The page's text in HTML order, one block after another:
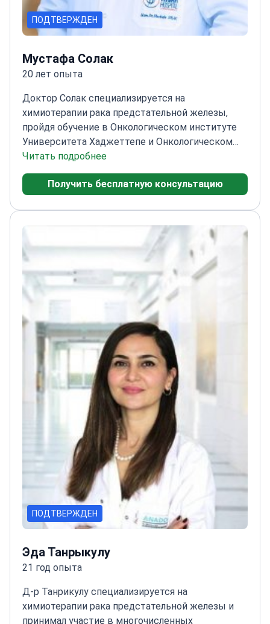
ПОДТВЕРЖДЕН
Мустафа Солак
20 лет опыта
Доктор Солак специализируется на
химиотерапии рака предстательной железы,
пройдя обучение в Онкологическом институте
Университета Хаджеттепе и Онкологическом
центре им. М. Д. Андерсона.
стажировку в Онкологическом институте
Университета ХаджеттепеРаботал в
Техасского университетаИмеет опыт лечения
различных видов рака, включая рак
предстательной железы
Специализируется на
раке молочной железы, яичек, яичников, легких и
желудочно-кишечного тракта
Читать подробнее
Получить бесплатную консультацию
ПОДТВЕРЖДЕН
Эда Танрыкулу
21 год опыта
Д-р Танрикулу специализируется на
химиотерапии рака предстательной железы и
принимал участие в многочисленных